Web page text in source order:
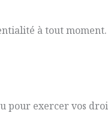
à tout
pour exercer vos